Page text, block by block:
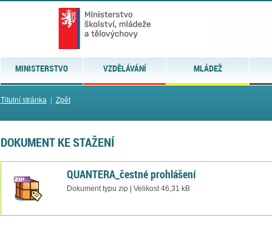
MINISTERSTVO VZDĚLÁVÁNÍ MLÁDEŽ
Titulní stránka| Zpět
DOKUMENT KE STAŽENÍ
QUANTERA_čestné prohlášení
Dokument typu zip | Velikost 46,31 kB